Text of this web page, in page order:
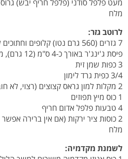
מעט פלפל סודני (פלפל חריף יבש) גרוס
מלח
לרוטב גזר:
7 גזרים (560 גרם נטו) קלופים וחתוכים לפרוסות דקות
פיסת ג'ינג'ר באורך כ-4 ס"מ (12 גרם), מגורד
3 כפות שמן זית
3/4 כפית גרד לימון
2 מקלות למון גראס קצוצים (רצוי, לא חובה)
1 כוס מיץ תפוזים
4 טבעות פלפל אדום חריף
2 כוסות ציר ירקות (אם אין ברירה אפשר גם מים)
מלח
לשמנת מקדמיה: